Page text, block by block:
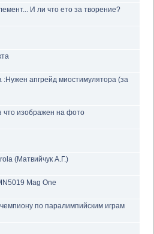
И ли что ето за творение?
апгрейд миостимулятора (за
изображен на фото
(Матвийчук А.Г.)
Mag One
по паралимпийским играм